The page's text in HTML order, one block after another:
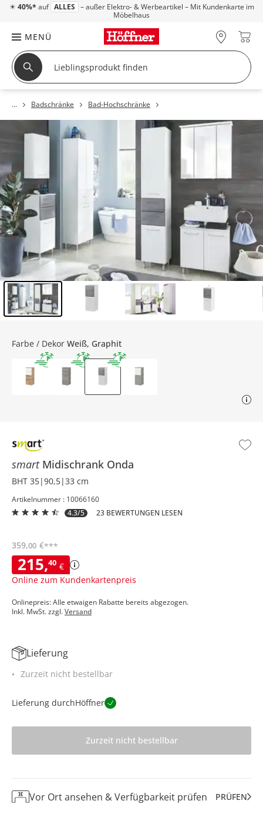
☀ 40%* auf ALLES – außer Elektro- & Werbeartikel – Mit Kundenkarte im
Möbelhaus
MENÜ
Badschränke Bad-Hochschränke
smart Midischrank Onda
BHT 35|90,5|33 cm
Artikelnummer : 10066160
4.3/5
23 BEWERTUNGEN LESEN
215,40 €
Online zum Kundenkartenpreis
359,00 €***
Onlinepreis: Alle etwaigen Rabatte bereits abgezogen.
Inkl. MwSt. zzgl.Versand
Farbe / Dekor Weiß, Graphit
Lieferung
Zurzeit nicht bestellbar
Lieferung durchHöffner
Zurzeit nicht bestellbar
Vor Ort ansehen & Verfügbarkeit prüfen PRÜFEN